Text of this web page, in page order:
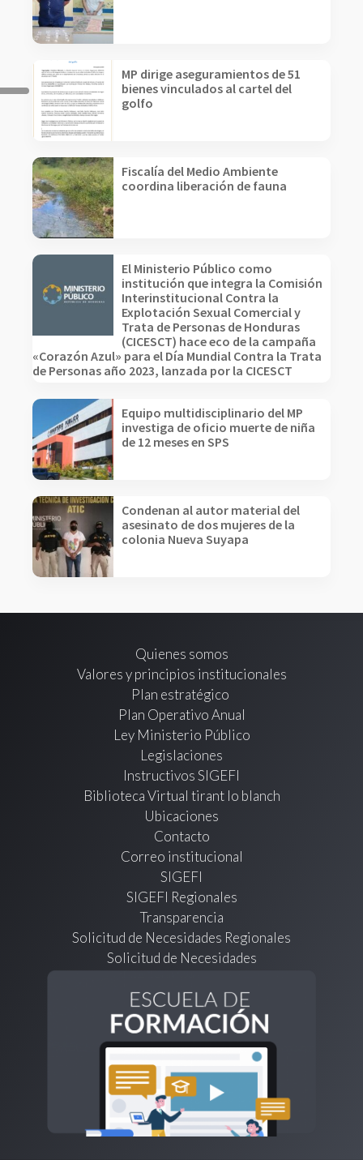
MP dirige aseguramientos de 51
bienes vinculados al cartel del
golfo
Fiscalía del Medio Ambiente
coordina liberación de fauna
El Ministerio Público como
institución que integra la Comisión
Interinstitucional Contra la
Explotación Sexual Comercial y
Trata de Personas de Honduras
(CICESCT) hace eco de la campaña
«Corazón Azul» para el Día Mundial Contra la Trata
de Personas año 2023, lanzada por la CICESCT
Equipo multidisciplinario del MP
investiga de oficio muerte de niña
de 12 meses en SPS
Condenan al autor material del
asesinato de dos mujeres de la
colonia Nueva Suyapa
Quienes somos
Valores y principios institucionales
Plan estratégico
Plan Operativo Anual
Ley Ministerio Público
Legislaciones
Instructivos SIGEFI
Biblioteca Virtual tirant lo blanch
Ubicaciones
Contacto
Correo institucional
SIGEFI
SIGEFI Regionales
Transparencia
Solicitud de Necesidades Regionales
Solicitud de Necesidades